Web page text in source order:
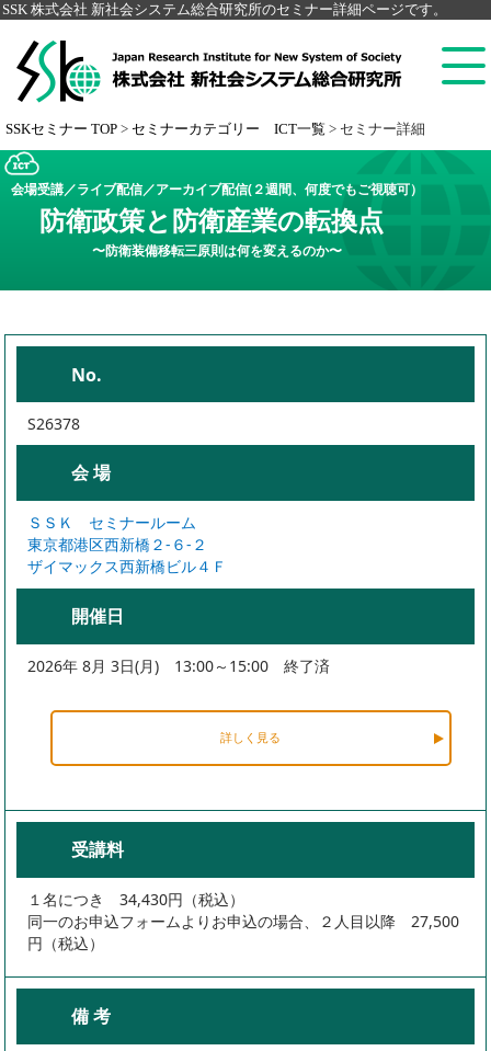
SSK 株式会社 新社会システム総合研究所のセミナー詳細ページです。
SSKセミナー TOP > セミナーカテゴリー ICT一覧 > セミナー詳細
会場受講／ライブ配信／アーカイブ配信(２週間、何度でもご視聴可）
防衛政策と防衛産業の転換点
〜防衛装備移転三原則は何を変えるのか〜
No.
S26378
会 場
ＳＳＫ セミナールーム
東京都港区西新橋２-６-２
ザイマックス西新橋ビル４Ｆ
開催日
2026年 8月 3日(月) 13:00～15:00 終了済
詳しく見る
受講料
１名につき 34,430円（税込）
同一のお申込フォームよりお申込の場合、２人目以降 27,500
円（税込）
備 考